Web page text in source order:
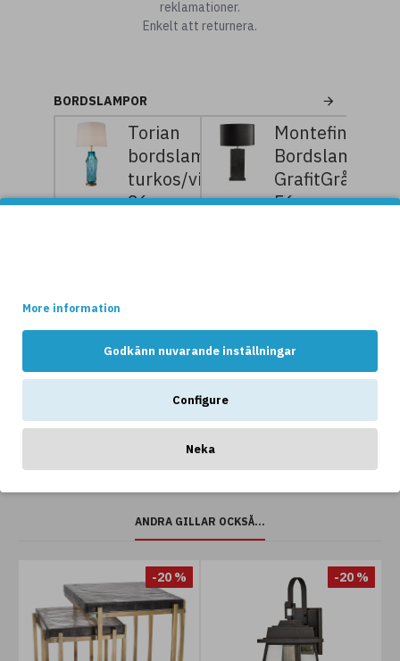
More information
Godkänn nuvarande inställningar
Configure
Neka
reklamationer.
Enkelt att returnera.
BORDSLAMPOR
Torian
bordslampa
turkos/vit
86 cm
Montefino
Bordslampa
GrafitGrå
56cm
NYHETER
ANDRA GILLAR OCKSÅ...
-20 % -20 %